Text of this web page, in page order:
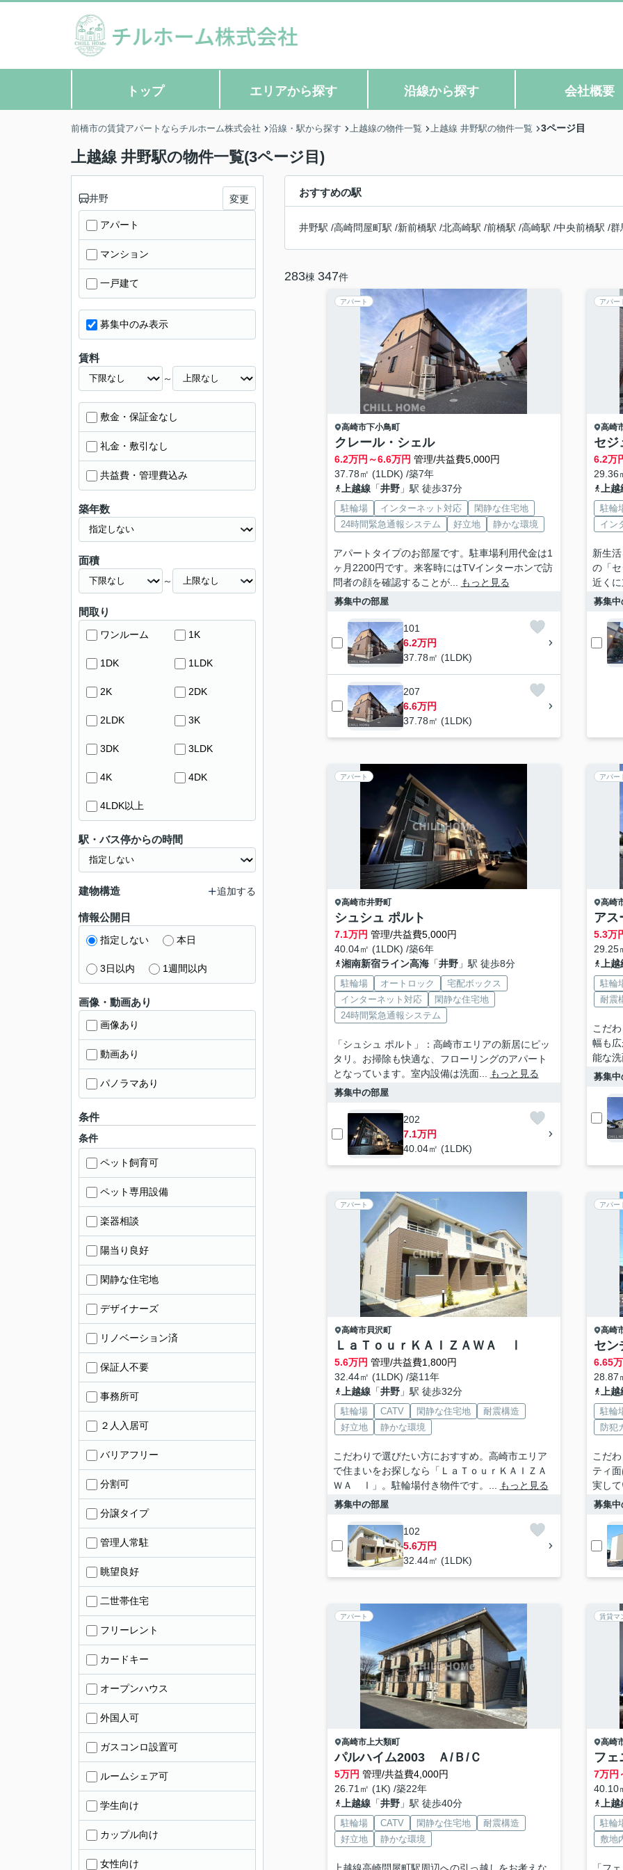
トップ エリアから探す 沿線から探す 会社概要
前橋市の賃貸アパートならチルホーム株式会社 沿線・駅から探す 上越線の物件一覧 上越線 井野駅の物件一覧 3ページ目
上越線 井野駅の物件一覧(3ページ目)
おすすめの駅
井野駅 /高崎問屋町駅 /新前橋駅 /北高崎駅 /前橋駅 /高崎駅 /中央前橋駅 /群
283棟 347件
アパート
高崎市下小鳥町
クレール・シェル
6.2万円～6.6万円 管理/共益費5,000円
37.78㎡ (1LDK) /築7年
上越線「井野」駅 徒歩37分
駐輪場 インターネット対応
閑静な住宅地
24時間緊急通報システム
好立地 静かな環境
アパートタイプのお部屋です。駐車場利用代金は1
ヶ月2200円です。来客時にはTVインターホンで訪
問者の顔を確認することが...
もっと見る
募集中の部屋
101
6.2万円
37.78㎡ (1LDK)
207
6.6万円
37.78㎡ (1LDK)
アパー
高崎
セジ
6.2万
29.36
上
駐輪
イン
新生
の「
近く
募集中
アパート
高崎市井野町
シュシュ ポルト
7.1万円 管理/共益費5,000円
40.04㎡ (1LDK) /築6年
湘南新宿ライン高海「井野」駅 徒歩8分
駐輪場 オートロック
宅配ボックス
インターネット対応
閑静な住宅地
24時間緊急通報システム
「シュシュ ポルト」：高崎市エリアの新居にピッ
タリ。お掃除も快適な、フローリングのアパート
となっています。室内設備は洗面...
もっと見る
募集中の部屋
202
7.1万円
40.04㎡ (1LDK)
アパー
高崎
アス
5.3万
29.25
上
駐輪
耐震
こだ
幅も
能な
募集中
アパート
高崎市貝沢町
ＬａＴｏｕｒＫＡＩＺＡＷＡ Ⅰ
5.6万円 管理/共益費1,800円
32.44㎡ (1LDK) /築11年
上越線「井野」駅 徒歩32分
駐輪場 CATV 閑静な住宅地
耐震構造
好立地
静かな環境
こだわりで選びたい方におすすめ。高崎市エリア
で住まいをお探しなら「ＬａＴｏｕｒＫＡＩＺＡ
ＷＡ Ⅰ」。駐輪場付き物件です。...
もっと見る
募集中の部屋
102
5.6万円
32.44㎡ (1LDK)
アパー
高崎
セン
6.65
28.87
上
駐輪
防犯
こだ
ティ
実し
募集中
アパート
高崎市上大類町
パルハイム2003 Ａ/Ｂ/Ｃ
5万円 管理/共益費4,000円
26.71㎡ (1K) /築22年
上越線「井野」駅 徒歩40分
駐輪場 CATV 閑静な住宅地
耐震構造
好立地
静かな環境
賃貸マ
高崎
フェ
7万円
40.10
上
駐輪
敷地
井野 変更
アパート
マンション
一戸建て
募集中のみ表示
賃料
～
敷金・保証金なし
礼金・敷引なし
共益費・管理費込み
築年数
面積
～
間取り
ワンルーム 1K
1DK 1LDK
2K 2DK
2LDK 3K
3DK 3LDK
4K 4DK
4LDK以上
駅・バス停からの時間
建物構造 追加する
情報公開日
指定しない 本日
3日以内 1週間以内
画像・動画あり
画像あり
動画あり
パノラマあり
条件
条件
ペット飼育可
ペット専用設備
楽器相談
陽当り良好
閑静な住宅地
デザイナーズ
リノベーション済
保証人不要
事務所可
２人入居可
バリアフリー
分割可
分譲タイプ
管理人常駐
眺望良好
二世帯住宅
フリーレント
カードキー
オープンハウス
外国人可
ガスコンロ設置可
ルームシェア可
学生向け
カップル向け
女性向け